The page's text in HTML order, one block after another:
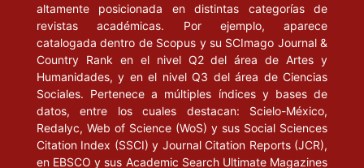
IGUINIZ, J. B. (1913), Catálogo de seudónimos, anagramas e
iniciales de escritores mexicanos. México: Librería de la viuda de
Ch. Bouret.
LEVIN, H. (1974), El realismo francés (Stendhal, Balzac, Flaubert,
Zola, Proust). Traducción del inglés por Jaime Reig. Barcelona:
Laia. (Papel 451, 22)
altamente posicionada en distintas categorías de
revistas académicas. Por ejemplo, aparece
catalogada dentro de Scopus y su SCImago Journal &
Country Rank en el nivel Q2 del área de Artes y
Humanidades, y en el nivel Q3 del área de Ciencias
Sociales. Pertenece a múltiples índices y bases de
datos, entre los cuales destacan: Scielo-México,
Redalyc, Web of Science (WoS) y sus Social Sciences
Citation Index (SSCI) y Journal Citation Reports (JCR),
en EBSCO y sus Academic Search Ultimate Magazines